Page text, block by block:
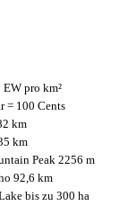
EW pro km²
= 100 Cents
km
km
Peak 2256 m
92,6 km
bis zu 300 ha